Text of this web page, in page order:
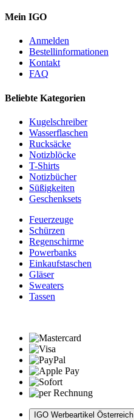
Mein IGO
Anmelden
Bestellinformationen
Kontakt
FAQ
Beliebte Kategorien
Kugelschreiber
Wasserflaschen
Rucksäcke
Notizblöcke
T-Shirts
Notizbücher
Süßigkeiten
Geschenksets
Feuerzeuge
Schürzen
Regenschirme
Powerbanks
Einkaufstaschen
Gläser
Sweaters
Tassen
IGO Werbeartikel Österreich